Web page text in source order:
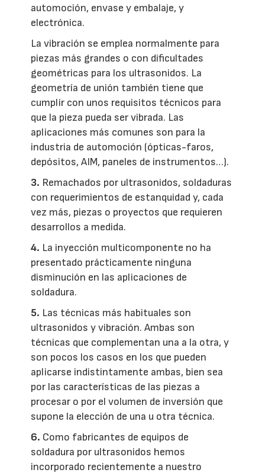
automoción, envase y embalaje, y
electrónica.
La vibración se emplea normalmente para
piezas más grandes o con dificultades
geométricas para los ultrasonidos. La
geometría de unión también tiene que
cumplir con unos requisitos técnicos para
que la pieza pueda ser vibrada. Las
aplicaciones más comunes son para la
industria de automoción (ópticas-faros,
depósitos, AIM, paneles de instrumentos…).
3. Remachados por ultrasonidos, soldaduras
con requerimientos de estanquidad y, cada
vez más, piezas o proyectos que requieren
desarrollos a medida.
4. La inyección multicomponente no ha
presentado prácticamente ninguna
disminución en las aplicaciones de
soldadura.
5. Las técnicas más habituales son
ultrasonidos y vibración. Ambas son
técnicas que complementan una a la otra, y
son pocos los casos en los que pueden
aplicarse indistintamente ambas, bien sea
por las características de las piezas a
procesar o por el volumen de inversión que
supone la elección de una u otra técnica.
6. Como fabricantes de equipos de
soldadura por ultrasonidos hemos
incorporado recientemente a nuestro